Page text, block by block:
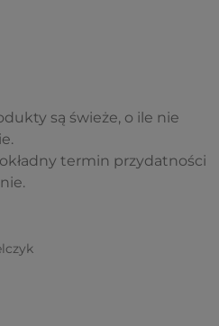
są świeże, o ile nie
termin przydatności